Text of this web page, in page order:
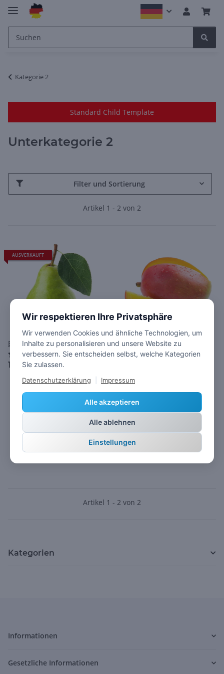
Kategorie 2
Standard Child Template
Unterkategorie 2
Filter und Sortierung
Artikel 1 - 2 von 2
AUSVERKAUFT
Birne
1,03 € *
Mango
25,00 €*
Artikel 1 - 2 von 2
Kategorien
Informationen
Gesetzliche Informationen
Wir respektieren Ihre Privatsphäre
Wir verwenden Cookies und ähnliche Technologien, um
Inhalte zu personalisieren und unsere Website zu
verbessern. Sie entscheiden selbst, welche Kategorien
Sie zulassen.
Datenschutzerklärung Impressum
Einstellungen
Alle ablehnen
Alle akzeptieren